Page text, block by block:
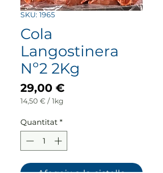
SKU: 1965
Cola
Langostinera
Nº2 2Kg
29,00 €Price
14,50 € / 1kg
per
1
Quantitat *